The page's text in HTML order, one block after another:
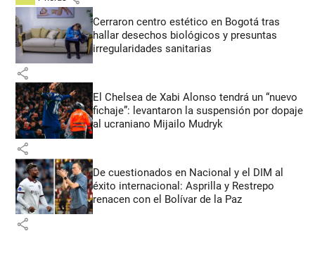
Cerraron centro estético en Bogotá tras
hallar desechos biológicos y presuntas
irregularidades sanitarias
share
El Chelsea de Xabi Alonso tendrá un “nuevo
fichaje”: levantaron la suspensión por dopaje
al ucraniano Mijailo Mudryk
share
De cuestionados en Nacional y el DIM al
éxito internacional: Asprilla y Restrepo
renacen con el Bolívar de la Paz
share